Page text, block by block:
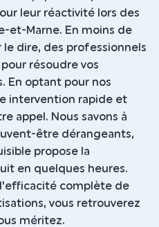
leur réactivité lors des
et-Marne. En moins de
dire, des professionnels
résoudre vos
En optant pour nos
intervention rapide et
appel. Nous savons à
être dérangeants,
propose la
en quelques heures.
complète de
vous retrouverez
méritez.